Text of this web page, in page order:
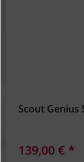
Scout Genius
139,00 € *